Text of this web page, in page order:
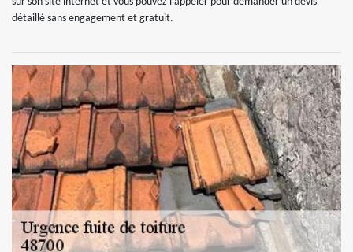
détaillé sans engagement et gratuit.